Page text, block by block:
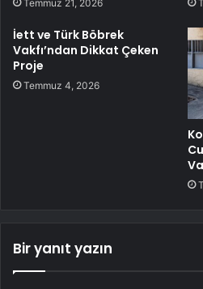
Temmuz 21, 2026
İett ve Türk Böbrek
Vakfı’ndan Dikkat Çeken
Proje
Temmuz 4, 2026
Bir yanıt yazın